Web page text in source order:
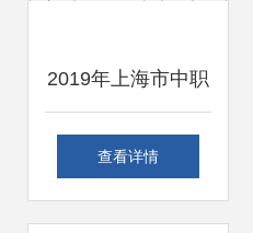
2019年上海市中职
校提前批招生录取
查看详情